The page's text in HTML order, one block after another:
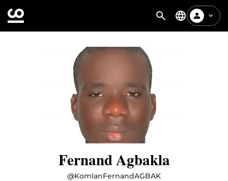
Fernand Agbakla
@KomlanFernandAGBAK